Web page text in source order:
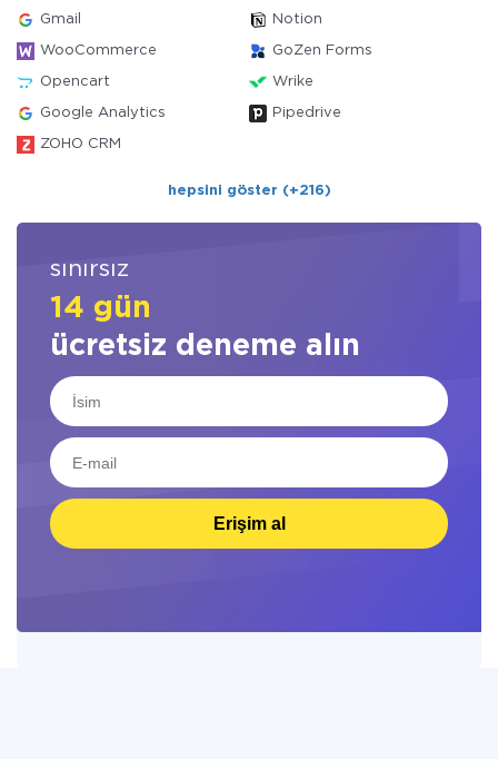
Gmail Notion
WooCommerce GoZen Forms
Opencart Wrike
Google Analytics Pipedrive
ZOHO CRM
hepsini göster (+216)
sınırsız
14 gün
ücretsiz deneme alın
Erişim al